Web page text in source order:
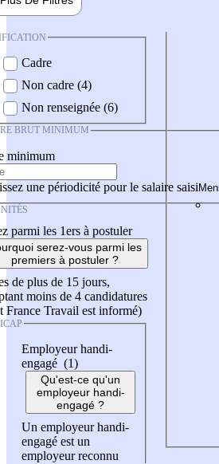
Cadre
Non cadre (4)
Non renseignée (6)
BRUT MINIMUM
minimum
une périodicité pour le salaire saisi
parmi les 1ers à postuler
serez-vous parmi les
premiers à postuler ?
de plus de 15 jours,
moins de 4 candidatures
France Travail est informé)
Employeur handi-
engagé (1)
Qu'est-ce qu'un
employeur handi-
engagé ?
Un employeur handi-
engagé est un
employeur reconnu